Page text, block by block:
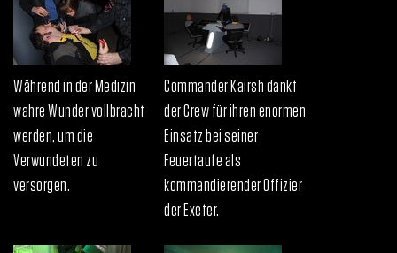
Während in der Medizin
wahre Wunder vollbracht
werden, um die
Verwundeten zu
versorgen.
Commander Kairsh dankt
der Crew für ihren enormen
Einsatz bei seiner
Feuertaufe als
kommandierender Offizier
der Exeter.